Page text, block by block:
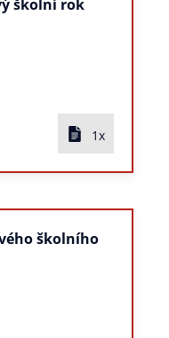
školní rok
1x
školního